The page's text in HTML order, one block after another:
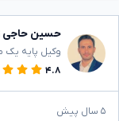
حسین حاجی
وکیل پایه یک
۴.۸
۵ سال پیش